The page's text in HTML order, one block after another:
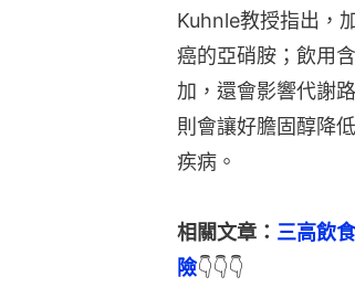
Kuhnle教授指出，
癌的亞硝胺；飲用
加，還會影響代謝
則會讓好膽固醇降
疾病。
相關文章： 三高飲
險👇👇👇